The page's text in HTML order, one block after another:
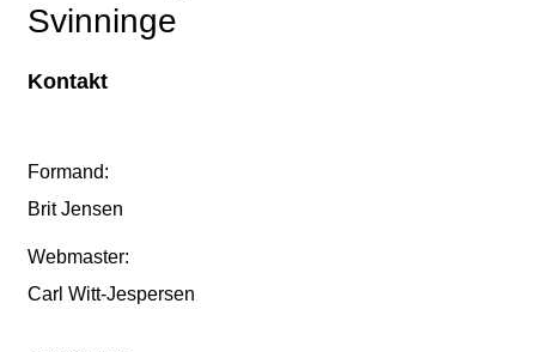
Svinninge
Kontakt
Formand:
Brit Jensen
Webmaster:
Carl Witt-Jespersen